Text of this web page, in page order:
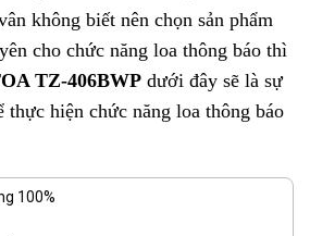
không biết nên chọn sản phẩm
cho chức năng loa thông báo thì
TZ-406BWP dưới đây sẽ là sự
hiện chức năng loa thông báo
100%